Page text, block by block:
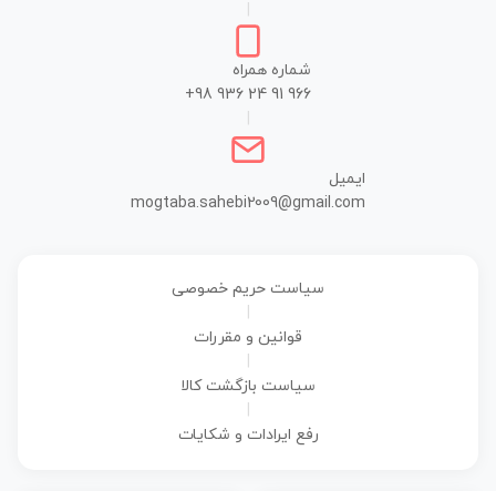
شماره همراه
+98 936 24 91 966
ایمیل
mogtaba.sahebi2009@gmail.com
سیاست حریم خصوصی
قوانین و مقررات
سیاست بازگشت کالا
رفع ایرادات و شکایات